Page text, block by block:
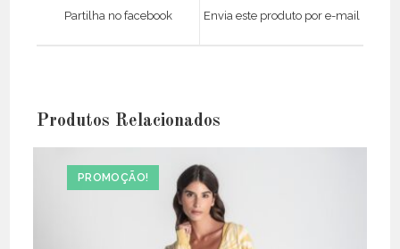
Partilha no facebook Envia este produto por e-mail
Produtos Relacionados
PROMOÇÃO!